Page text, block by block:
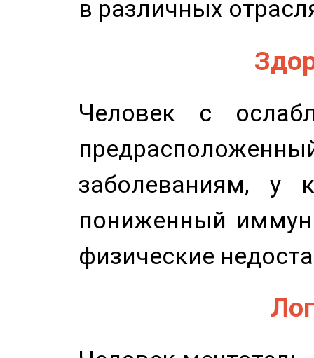
в различных
Человек с
заболеваниям, у
пониженный
физические